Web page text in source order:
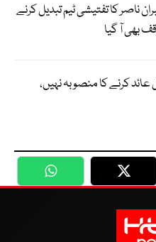
ناصر کا تفتیشی ٹیم تبدیل کرنے
بھی آ گیا
عائد کرنے کا منصوبہ نہیں،
WhatsApp